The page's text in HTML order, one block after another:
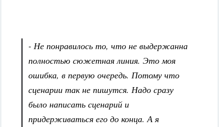
- Не понравилось то, что не выдержанна
полностью сюжетная линия. Это моя
ошибка, в первую очередь. Потому что
сценарии так не пишутся. Надо сразу
было написать сценарий и
придерживаться его до конца. А я